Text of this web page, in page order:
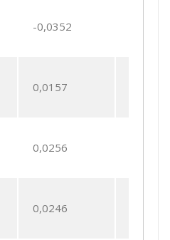
-0,0352
0,0157
0,0256
0,0246